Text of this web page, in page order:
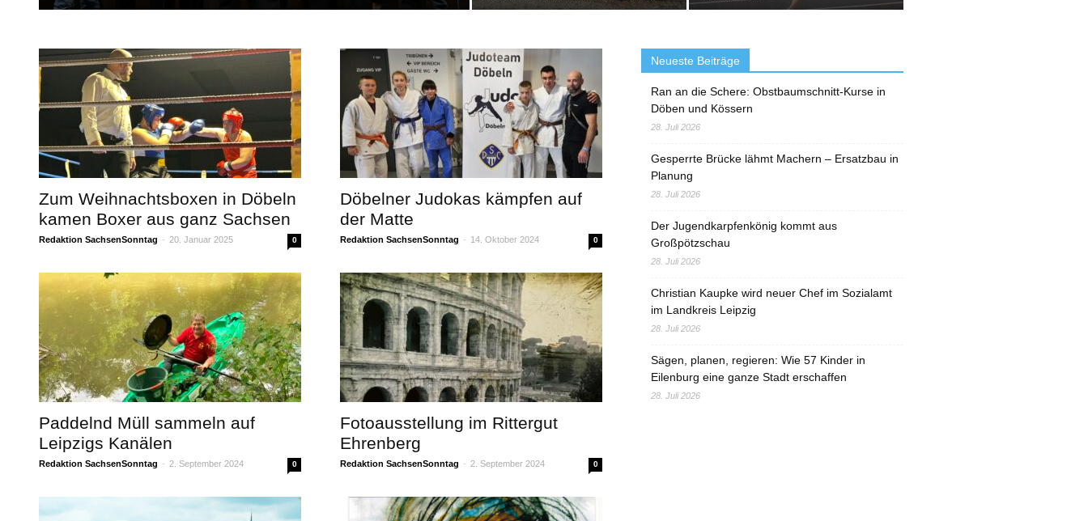
Zum Weihnachtsboxen in Döbeln
kamen Boxer aus ganz Sachsen
Redaktion SachsenSonntag - 20. Januar 2025 0
Döbelner Judokas kämpfen auf
der Matte
Redaktion SachsenSonntag - 14. Oktober 2024 0
Paddelnd Müll sammeln auf
Leipzigs Kanälen
Redaktion SachsenSonntag - 2. September 2024 0
Fotoausstellung im Rittergut
Ehrenberg
Redaktion SachsenSonntag - 2. September 2024 0
Neueste Beiträge
Ran an die Schere: Obstbaumschnitt-Kurse in
Döben und Kössern
28. Juli 2026
Gesperrte Brücke lähmt Machern – Ersatzbau in
Planung
28. Juli 2026
Der Jugendkarpfenkönig kommt aus
Großpötzschau
28. Juli 2026
Christian Kaupke wird neuer Chef im Sozialamt
im Landkreis Leipzig
28. Juli 2026
Sägen, planen, regieren: Wie 57 Kinder in
Eilenburg eine ganze Stadt erschaffen
28. Juli 2026